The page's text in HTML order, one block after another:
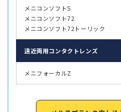
メニコンソフトS
メニコンソフト72
メニコンソフト72トーリック
遠近両用コンタクトレンズ
メニフォーカルZ